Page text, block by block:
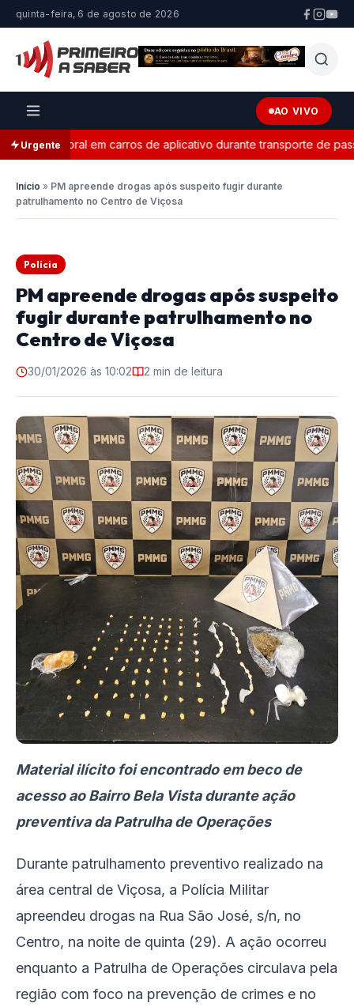
quinta-feira, 6 de agosto de 2026
AO VIVO
Urgente
eleitoral em carros de aplicativo durante transporte de
Início » PM apreende drogas após suspeito fugir durante
patrulhamento no Centro de Viçosa
Polícia
PM apreende drogas após suspeito
fugir durante patrulhamento no
Centro de Viçosa
30/01/2026 às 10:02 2 min de leitura
Material ilícito foi encontrado em beco de
acesso ao Bairro Bela Vista durante ação
preventiva da Patrulha de Operações
Durante patrulhamento preventivo realizado na
área central de Viçosa, a Polícia Militar
apreendeu drogas na Rua São José, s/n, no
Centro, na noite de quinta (29). A ação ocorreu
enquanto a Patrulha de Operações circulava pela
região com foco na prevenção de crimes e no